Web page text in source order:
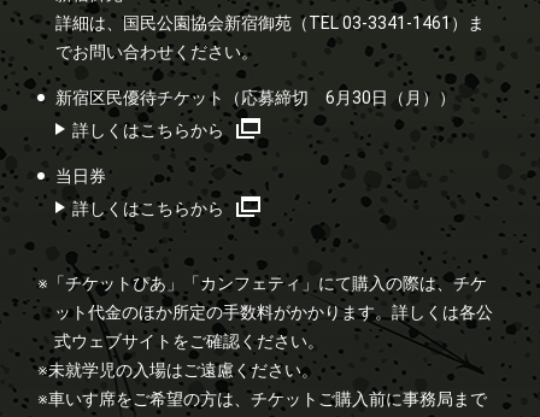
詳細は、国民公園協会新宿御苑（TEL 03-3341-1461）ま
でお問い合わせください。
新宿区民優待チケット（応募締切 6月30日（月））
詳しくはこちらから
当日券
詳しくはこちらから
※「チケットぴあ」「カンフェティ」にて購入の際は、チケ
ット代金のほか所定の手数料がかかります。詳しくは各公
式ウェブサイトをご確認ください。
※未就学児の入場はご遠慮ください。
※車いす席をご希望の方は、チケットご購入前に事務局まで